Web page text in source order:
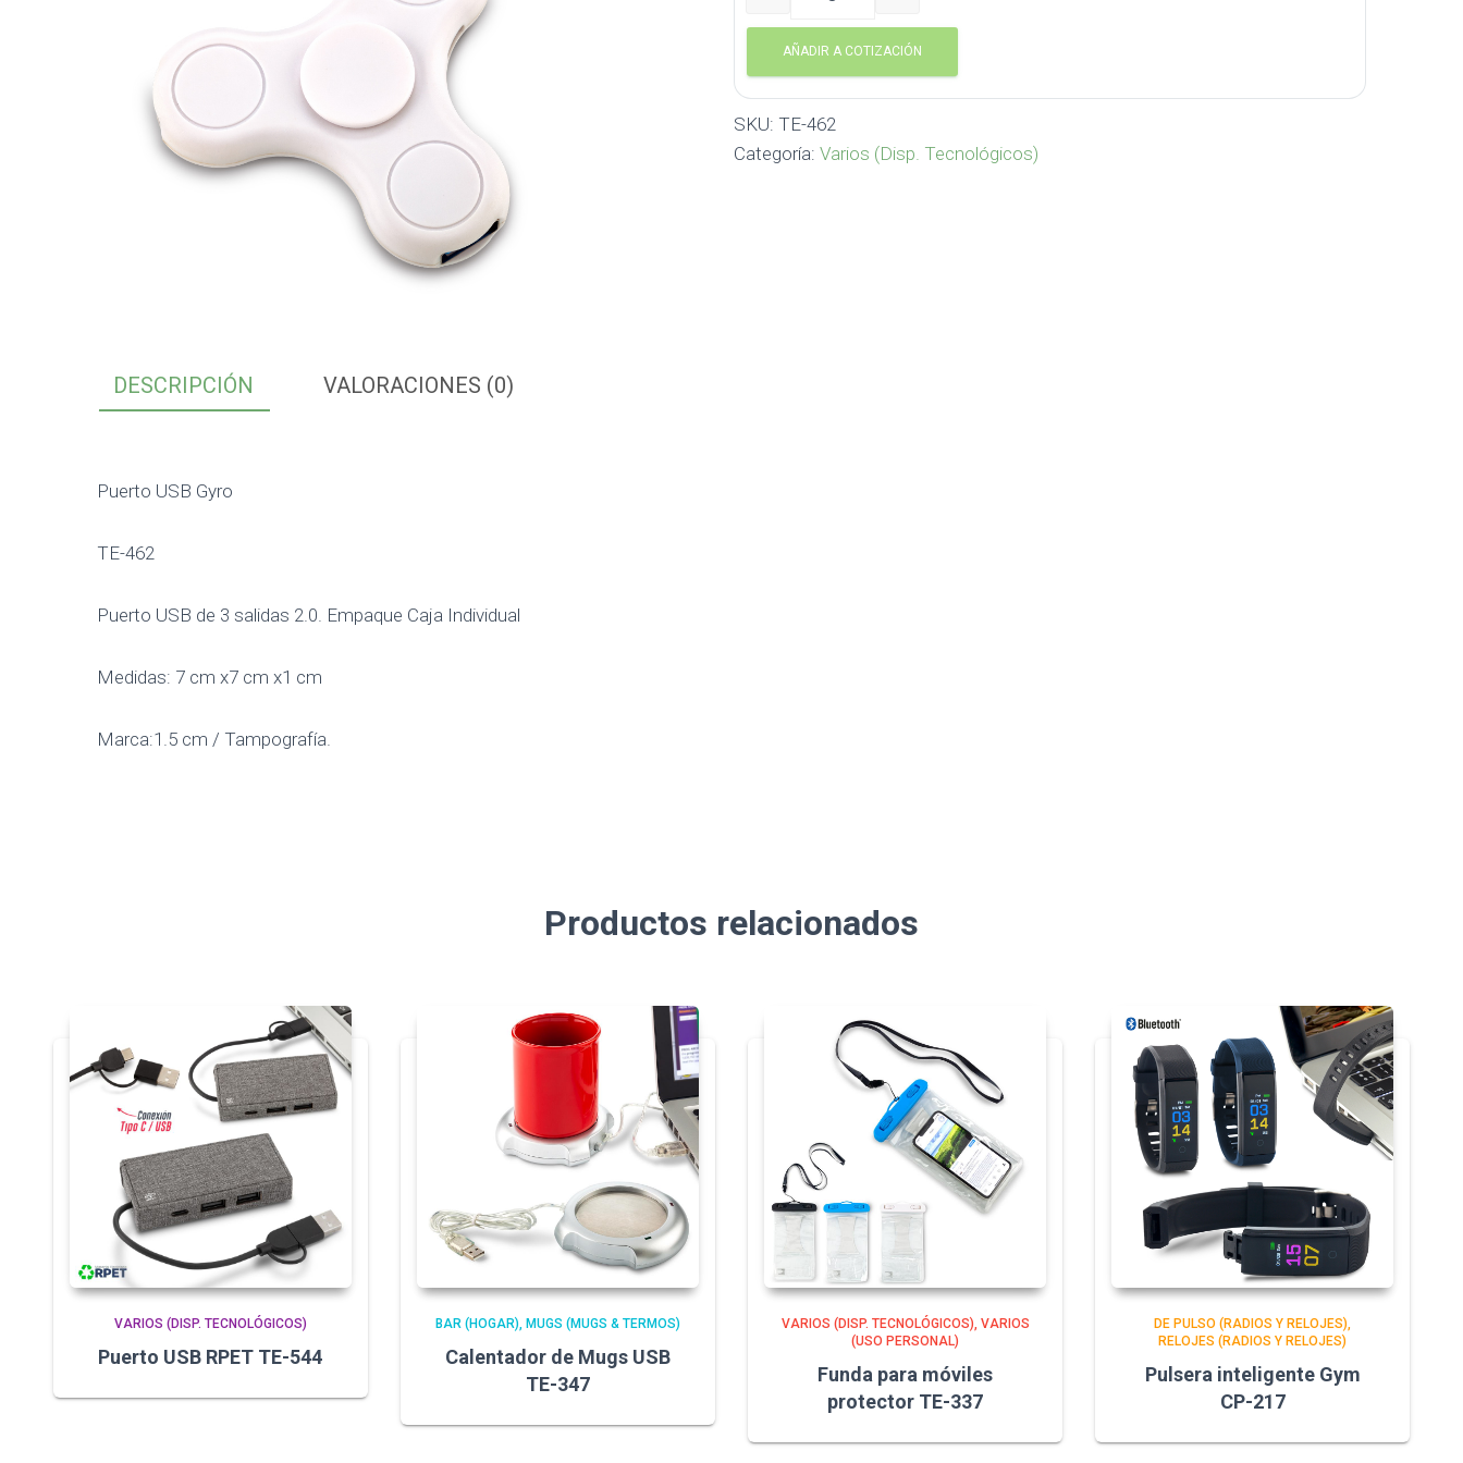
AÑADIR A COTIZACIÓN
SKU: TE-462
Categoría: Varios (Disp. Tecnológicos)
DESCRIPCIÓN VALORACIONES (0)
Puerto USB Gyro
TE-462
Puerto USB de 3 salidas 2.0. Empaque Caja Individual
Medidas: 7 cm x7 cm x1 cm
Marca:1.5 cm / Tampografía.
Productos relacionados
VARIOS (DISP. TECNOLÓGICOS)
Puerto USB RPET TE-544
BAR (HOGAR) MUGS (MUGS & TERMOS)
Calentador de Mugs USB
TE-347
VARIOS (DISP. TECNOLÓGICOS) VARIOS
(USO PERSONAL)
Funda para móviles
protector TE-337
DE PULSO (RADIOS Y RELOJES)
RELOJES (RADIOS Y RELOJES)
Pulsera inteligente Gym
CP-217